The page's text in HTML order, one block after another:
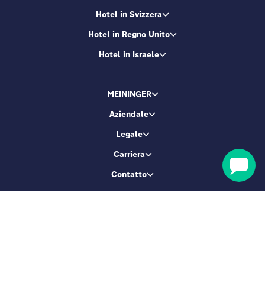
Hotel in Svizzera
Hotel in Regno Unito
Hotel in Israele
MEININGER
Aziendale
Legale
Carriera
Contatto
Servizio di prenotazione